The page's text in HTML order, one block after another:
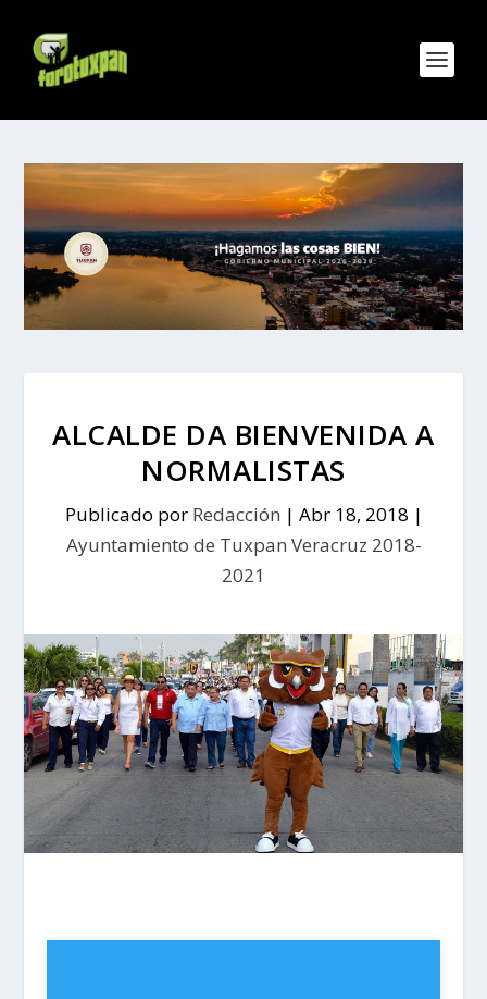
ALCALDE DA BIENVENIDA A
NORMALISTAS
Publicado por Redacción | Abr 18, 2018 |
Ayuntamiento de Tuxpan Veracruz 2018-
2021